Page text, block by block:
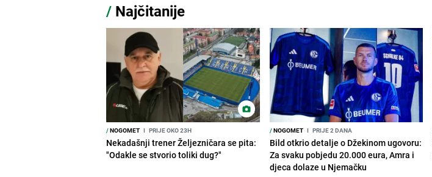
/ Najčitanije
/NOGOMET I PRIJE OKO 23H
Nekadašnji trener Željezničara se pita:
"Odakle se stvorio toliki dug?"
/NOGOMET I PRIJE 2 DANA
Bild otkrio detalje o Džekinom ugovoru:
Za svaku pobjedu 20.000 eura, Amra i
djeca dolaze u Njemačku